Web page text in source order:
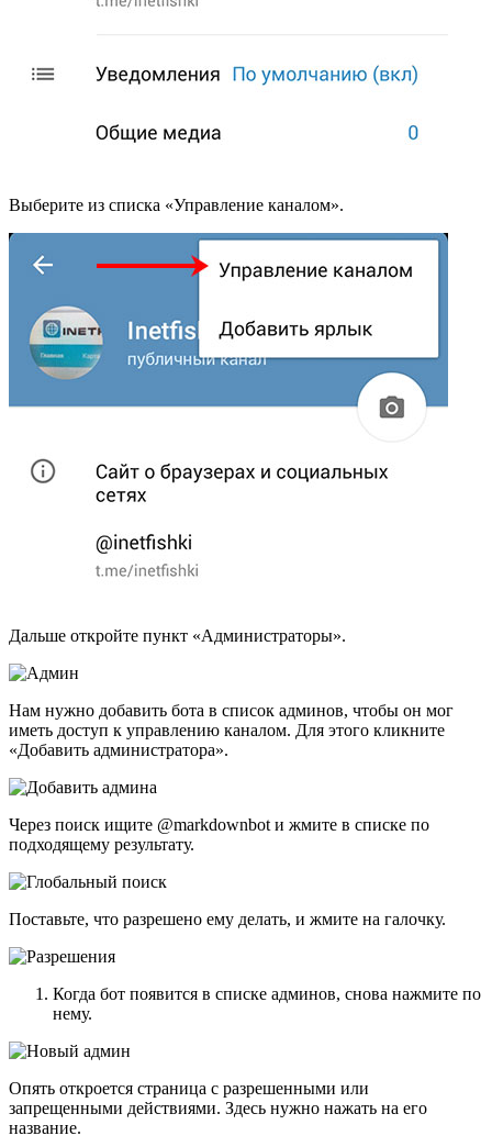
Выберите из списка «Управление каналом».
Дальше откройте пункт «Администраторы».
Нам нужно добавить бота в список админов, чтобы он мог
иметь доступ к управлению каналом. Для этого кликните
«Добавить администратора».
Через поиск ищите @markdownbot и жмите в списке по
подходящему результату.
Поставьте, что разрешено ему делать, и жмите на галочку.
Когда бот появится в списке админов, снова нажмите по
нему.
Опять откроется страница с разрешенными или
запрещенными действиями. Здесь нужно нажать на его
название.